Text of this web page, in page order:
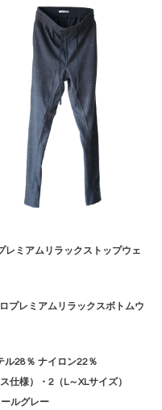
ミアムリラックストップウェ
プレミアムリラックスボトムウ
ル28％ ナイロン22％
仕様）・2（L～XLサイズ）
ルグレー